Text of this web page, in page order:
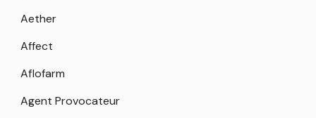
Aether
Affect
Aflofarm
Agent Provocateur